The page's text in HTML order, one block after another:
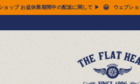
😀 ウェブショップ お盆休業期間中の配送に関して ▶ 😀